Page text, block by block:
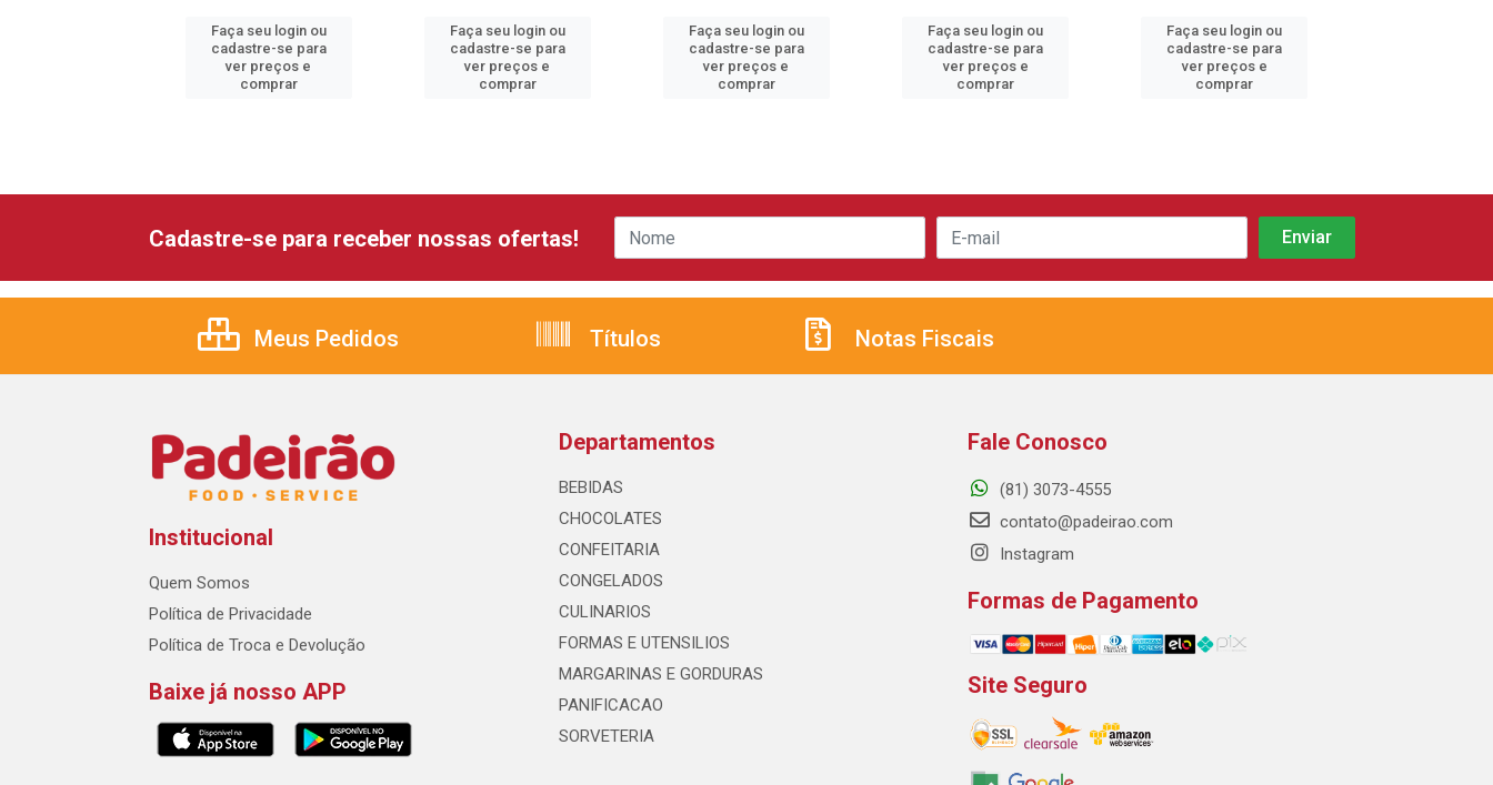
Faça seu login ou
cadastre-se para
ver preços e
comprar
Faça seu login ou
cadastre-se para
ver preços e
comprar
Faça seu login ou
cadastre-se para
ver preços e
comprar
Faça seu login ou
cadastre-se para
ver preços e
comprar
Faça seu login ou
cadastre-se para
ver preços e
comprar
Cadastre-se para receber nossas ofertas!
Meus Pedidos Títulos Notas Fiscais
Institucional
Quem Somos
Política de Privacidade
Política de Troca e Devolução
Baixe já nosso APP
Departamentos
BEBIDAS
CHOCOLATES
CONFEITARIA
CONGELADOS
CULINARIOS
FORMAS E UTENSILIOS
MARGARINAS E GORDURAS
PANIFICACAO
SORVETERIA
Fale Conosco
(81) 3073-4555
contato@padeirao.com
Instagram
Formas de Pagamento
Site Seguro